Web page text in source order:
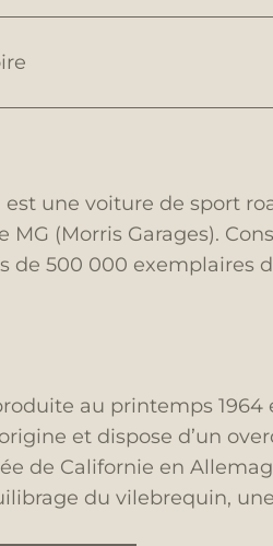
est une voiture de sport
(Morris Garages).
500 000 exemplaires
au printemps
et dispose d’un
de Californie en
du vilebrequin,